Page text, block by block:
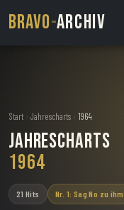
BRAVO-ARCHIV
Start Jahrescharts 1964
Jahrescharts
1964
21 Hits Nr. 1: Sag No zu ihm